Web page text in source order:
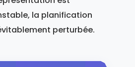
la planification
perturbée.